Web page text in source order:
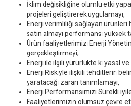
İklim değişikliğine olumlu etki
projeleri geliştirerek uygulamayı,
Enerji verimliliği sağlayan
satın almayı performansı yüksek
Ürün faaliyetlerimizi Enerji
gerçekleştirmeyi,
Enerji ile ilgili yürürlükte ki yasal
Enerji Riskiyle ilişkili tehditlerin
yaratacağı zararı tanımlamayı,
Enerji Performansımızı Sürekli
Faaliyetlerimizin olumsuz çevre